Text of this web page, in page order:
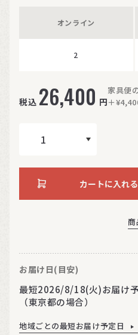
オンライン
2
税込 26,400 円
家具便
＋
カートに入れる
商
お届け日(目安)
最短2026/8/18(火)お届け
（東京都の場合）
地域ごとの最短お届け予定日